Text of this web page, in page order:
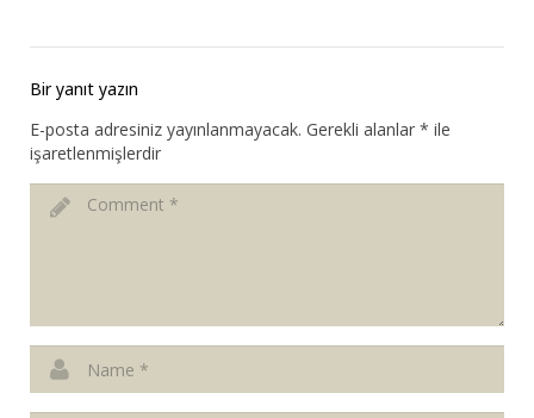
Bir yanıt yazın
E-posta adresiniz yayınlanmayacak. Gerekli alanlar * ile
işaretlenmişlerdir